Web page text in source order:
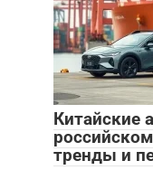
Китайские
тренды и